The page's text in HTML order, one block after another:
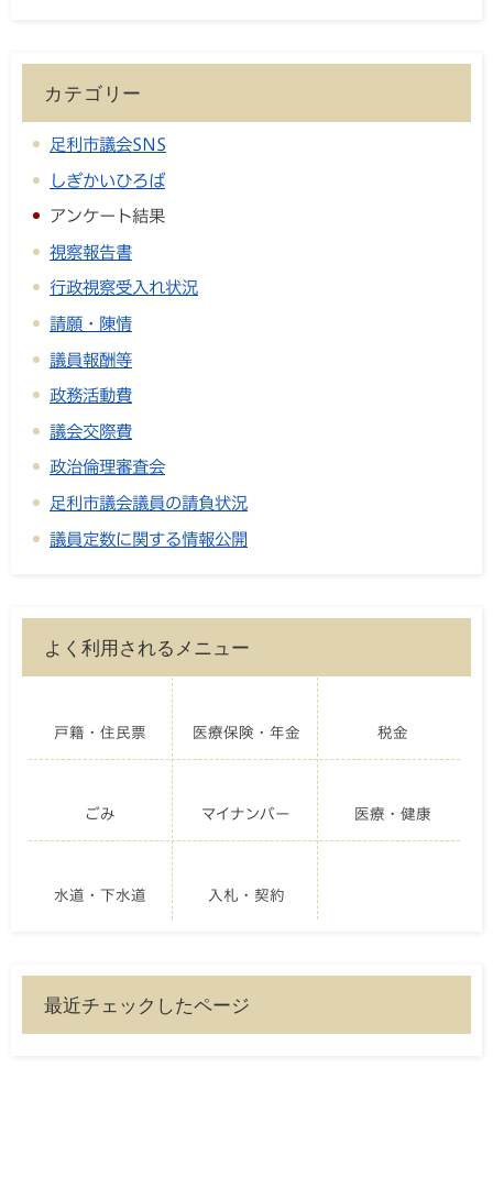
カテゴリー
足利市議会SNS
しぎかいひろば
アンケート結果
視察報告書
行政視察受入れ状況
請願・陳情
議員報酬等
政務活動費
議会交際費
政治倫理審査会
足利市議会議員の請負状況
議員定数に関する情報公開
よく利用されるメニュー
戸籍・住民票 医療保険・年金 税金
ごみ マイナンバー 医療・健康
水道・下水道 入札・契約
最近チェックしたページ